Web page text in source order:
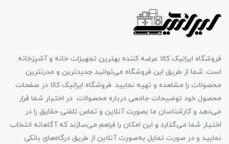
فروشگاه ایرانیک کالا عرضه کننده بهترین تجهیزات خانه و آشپزخانه
است. شما از طریق این فروشگاه می‌توانید جدیدترین و مدرنترین
محصولات را مشاهده و تهیه نمایید. فروشگاه ایرانیک کالا در صفحات
محصول خود توضیحات جامعی درباره محصولات در اختیار شما قرار
می‌دهد و کارشناسان ما بصورت آنلاین و تماس تلفنی حقایق را در
اختیار شما می‌گذارد و این امکان را فراهم می‌سازند که آگاهانه انتخاب
نمایید و در صورت تمایل به‌صورت آنلاین از طریق درگاه‌های بانکی